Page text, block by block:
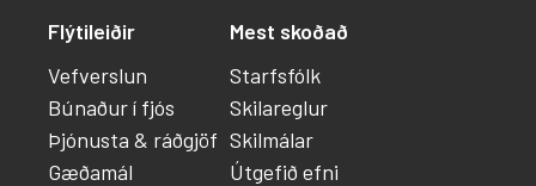
Flýtileiðir
Vefverslun
Búnaður í fjós
Þjónusta & ráðgjöf
Gæðamál
Mest skoðað
Starfsfólk
Skilareglur
Skilmálar
Útgefið efni